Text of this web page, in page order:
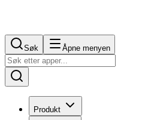
Søk Åpne menyen
Produkt